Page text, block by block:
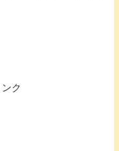
ク